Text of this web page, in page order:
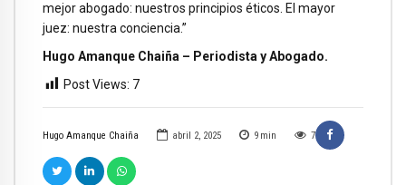
Hugo Amanque Chaiña abril 2, 2025 9 min 7
mejor abogado: nuestros principios éticos. El mayor
juez: nuestra conciencia.”
Hugo Amanque Chaiña – Periodista y Abogado.
Post Views: 7